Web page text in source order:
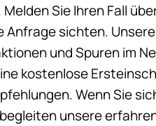
Sie Ihren Fall
Anfrage sichten.
und Spuren im
kostenlose
Wenn Sie
unsere